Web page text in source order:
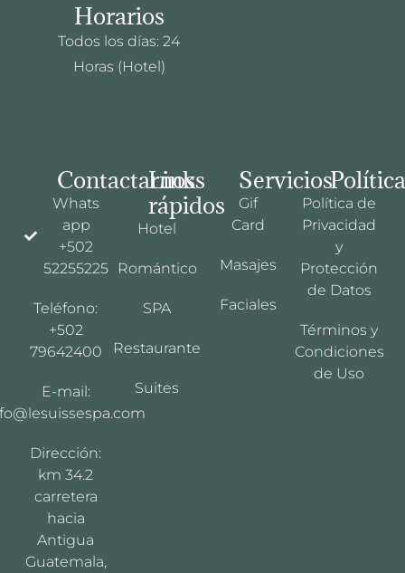
Horarios
Todos los días: 24
Horas (Hotel)
Contactarnos
Whats
app
+502
52255225
Teléfono:
+502
79642400
E-mail:
Dirección:
km 34.2
carretera
hacia
Antigua
Guatemala,
Links
rápidos
Hotel
Romántico
SPA
Restaurante
Suites
Servicios
Gif
Card
Masajes
Faciales
Política de
Privacidad
y
Protección
de Datos
Términos y
Condiciones
de Uso